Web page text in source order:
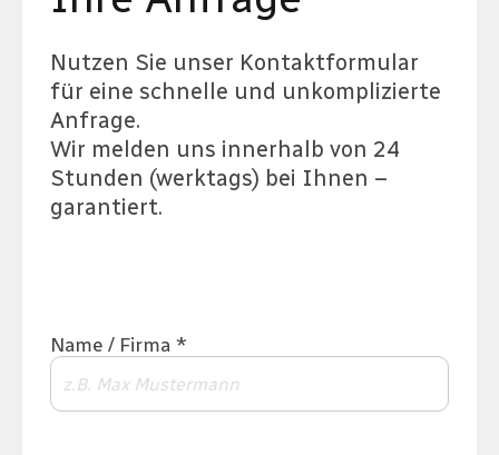
Nutzen Sie unser Kontaktformular
für eine schnelle und unkomplizierte
Anfrage.
Wir melden uns innerhalb von 24
Stunden (werktags) bei Ihnen –
garantiert.
Name / Firma *